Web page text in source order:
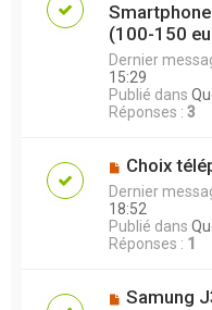
(100-150
Dernier
15:29
Publié dans
Réponses : 3
Choix
Dernier
18:52
Publié dans
Réponses : 1
Samung